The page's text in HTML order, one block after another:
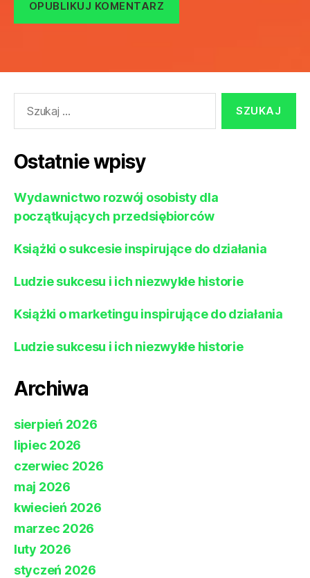
Ostatnie wpisy
Wydawnictwo rozwój osobisty dla
początkujących przedsiębiorców
Książki o sukcesie inspirujące do działania
Ludzie sukcesu i ich niezwykłe historie
Książki o marketingu inspirujące do działania
Ludzie sukcesu i ich niezwykłe historie
Archiwa
sierpień 2026
lipiec 2026
czerwiec 2026
maj 2026
kwiecień 2026
marzec 2026
luty 2026
styczeń 2026